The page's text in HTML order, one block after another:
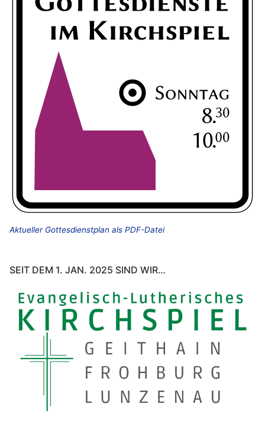
Aktueller Gottesdienstplan als PDF-Datei
SEIT DEM 1. JAN. 2025 SIND WIR…